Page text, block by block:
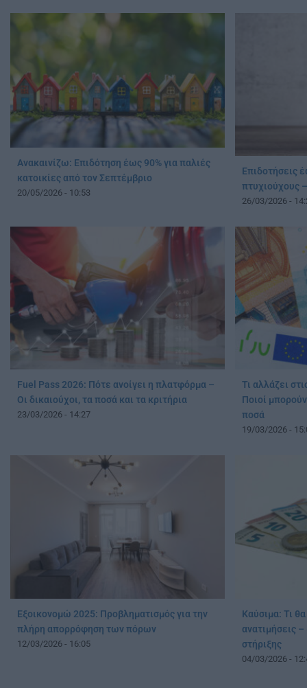
Ανακαινίζω: Eπιδότηση έως 90% για παλιές
κατοικίες από τον Σεπτέμβριο
20/05/2026 - 10:53
Επιδοτήσεις
πτυχιούχους
26/03/2026 -
Fuel Pass 2026: Πότε ανοίγει η πλατφόρμα –
Oι δικαιούχοι, τα ποσά και τα κριτήρια
23/03/2026 - 14:27
Τι αλλάζει
Ποιοί
ποσά
19/03/2026 -
Εξοικονομώ 2025: Προβληματισμός για την
πλήρη απορρόφηση των πόρων
12/03/2026 - 16:05
Καύσιμα: Τι θα
ανατιμήσεις
στήριξης
04/03/2026 -